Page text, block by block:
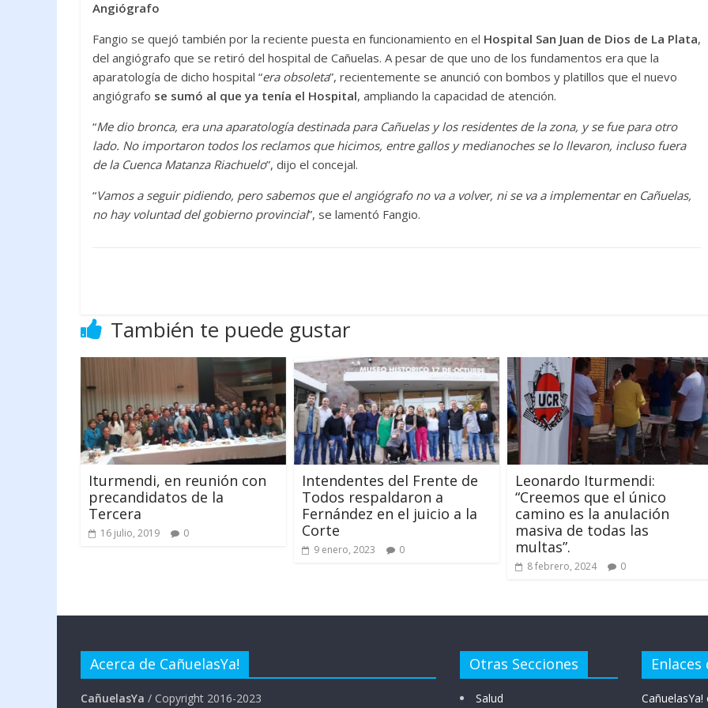
Angiógrafo
Fangio se quejó también por la reciente puesta en funcionamiento en el Hospital San Juan de Dios de La Plata,
del angiógrafo que se retiró del hospital de Cañuelas. A pesar de que uno de los fundamentos era que la
aparatología de dicho hospital “era obsoleta”, recientemente se anunció con bombos y platillos que el nuevo
angiógrafo se sumó al que ya tenía el Hospital, ampliando la capacidad de atención.
“Me dio bronca, era una aparatología destinada para Cañuelas y los residentes de la zona, y se fue para otro
lado. No importaron todos los reclamos que hicimos, entre gallos y medianoches se lo llevaron, incluso fuera
de la Cuenca Matanza Riachuelo”, dijo el concejal.
“Vamos a seguir pidiendo, pero sabemos que el angiógrafo no va a volver, ni se va a implementar en Cañuelas,
no hay voluntad del gobierno provincial”, se lamentó Fangio.
También te puede gustar
Iturmendi, en reunión con
precandidatos de la
Tercera
16 julio, 2019 0
Intendentes del Frente de
Todos respaldaron a
Fernández en el juicio a la
Corte
9 enero, 2023 0
Leonardo Iturmendi:
“Creemos que el único
camino es la anulación
masiva de todas las
multas”.
8 febrero, 2024 0
Acerca de CañuelasYa!
CañuelasYa / Copyright 2016-2023
Otras Secciones
Salud